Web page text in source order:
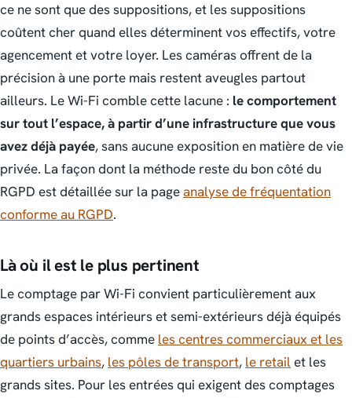
ce ne sont que des suppositions, et les suppositions
coûtent cher quand elles déterminent vos effectifs, votre
agencement et votre loyer. Les caméras offrent de la
précision à une porte mais restent aveugles partout
ailleurs. Le Wi-Fi comble cette lacune : le comportement
sur tout l’espace, à partir d’une infrastructure que vous
avez déjà payée, sans aucune exposition en matière de vie
privée. La façon dont la méthode reste du bon côté du
RGPD est détaillée sur la pageanalyse de fréquentation
conforme au RGPD.
Là où il est le plus pertinent
Le comptage par Wi-Fi convient particulièrement aux
grands espaces intérieurs et semi-extérieurs déjà équipés
de points d’accès, comme les centres commerciaux et les
quartiers urbains, les pôles de transport, le retailet les
grands sites. Pour les entrées qui exigent des comptages